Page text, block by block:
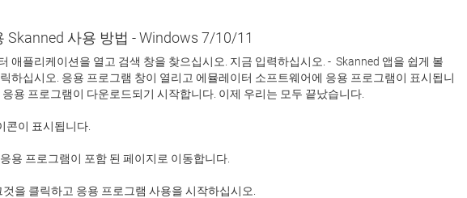
Skanned 사용 방법 - Windows 7/10/11
애플리케이션을 열고 검색 창을 찾으십시오. 지금 입력하십시오. -  Skanned 앱을 쉽게 볼
하십시오. 응용 프로그램 창이 열리고 에뮬레이터 소프트웨어에 응용 프로그램이 표시됩니
을 클릭하고 응용 프로그램 사용을 시작하십시오.